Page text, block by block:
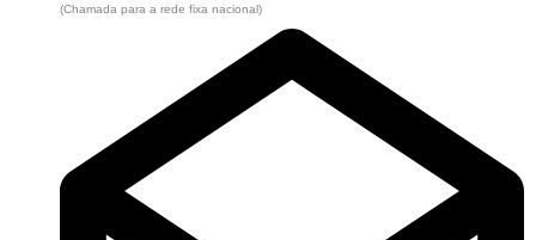
(Chamada para a rede fixa nacional)